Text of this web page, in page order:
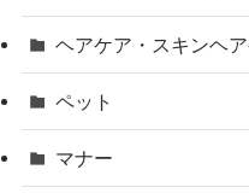
ヘアケア・スキンヘ
ペット
マナー